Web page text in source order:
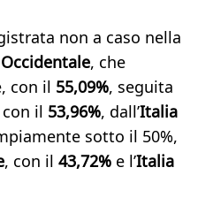
non a caso nella
, che
con il 55,09%, seguita
con il 53,96%, dall’Italia
sotto il 50%,
, con il 43,72% e l’Italia